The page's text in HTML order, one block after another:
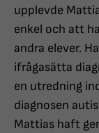
upplevde
enkel och att
andra elever.
ifrågasätta
en utredning
diagnosen
Mattias haft